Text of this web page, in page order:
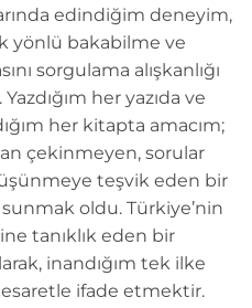
edindiğim deneyim,
yönlü bakabilme ve
sorgulama alışkanlığı
Yazdığım her yazıda ve
her kitapta amacım;
çekinmeyen, sorular
teşvik eden bir
oldu. Türkiye’nin
tanıklık eden bir
inandığım tek ilke
ifade etmektir.